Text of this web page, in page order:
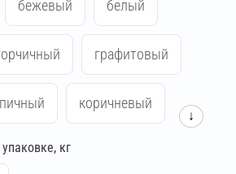
бежевый белый
графитовый
коричневый
бежевый
↓
кг